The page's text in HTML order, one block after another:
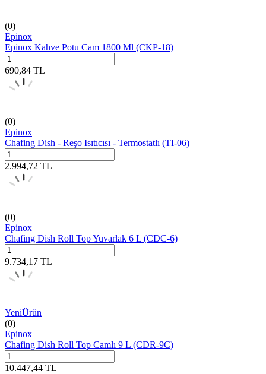
(0)
Epinox
Epinox Kahve Potu Cam 1800 Ml (CKP-18)
690,84 TL
(0)
Epinox
Chafing Dish - Reşo Isıtıcısı - Termostatlı (TI-06)
2.994,72 TL
(0)
Epinox
Chafing Dish Roll Top Yuvarlak 6 L (CDC-6)
9.734,17 TL
YeniÜrün
(0)
Epinox
Chafing Dish Roll Top Camlı 9 L (CDR-9C)
10.447,44 TL